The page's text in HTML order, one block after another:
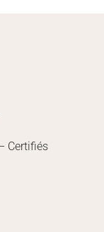
Certifiés